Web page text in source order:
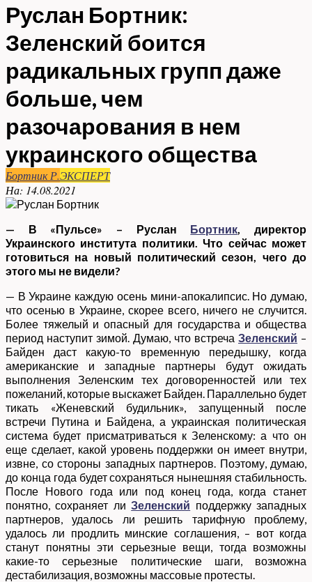
Руслан Бортник:
Зеленский боится
радикальных групп даже
больше, чем
разочарования в нем
украинского общества
Бортник Р.ЭКСПЕРТ
На: 14.08.2021
— В «Пульсе» – Руслан Бортник, директор
Украинского института политики. Что сейчас может
готовиться на новый политический сезон, чего до
этого мы не видели?
— В Украине каждую осень мини-апокалипсис. Но думаю,
что осенью в Украине, скорее всего, ничего не случится.
Более тяжелый и опасный для государства и общества
период наступит зимой. Думаю, что встреча Зеленский –
Байден даст какую-то временную передышку, когда
американские и западные партнеры будут ожидать
выполнения Зеленским тех договоренностей или тех
пожеланий, которые выскажет Байден. Параллельно будет
тикать «Женевский будильник», запущенный после
встречи Путина и Байдена, а украинская политическая
система будет присматриваться к Зеленскому: а что он
еще сделает, какой уровень поддержки он имеет внутри,
извне, со стороны западных партнеров. Поэтому, думаю,
до конца года будет сохраняться нынешняя стабильность.
После Нового года или под конец года, когда станет
понятно, сохраняет лиЗеленский поддержку западных
партнеров, удалось ли решить тарифную проблему,
удалось ли продлить минские соглашения, – вот когда
станут понятны эти серьезные вещи, тогда возможны
какие-то серьезные политические шаги, возможна
дестабилизация, возможны массовые протесты.